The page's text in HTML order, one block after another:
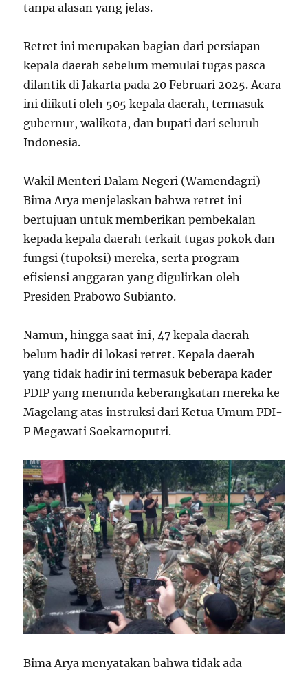
tanpa alasan yang jelas.
Retret ini merupakan bagian dari persiapan
kepala daerah sebelum memulai tugas pasca
dilantik di Jakarta pada 20 Februari 2025. Acara
ini diikuti oleh 505 kepala daerah, termasuk
gubernur, walikota, dan bupati dari seluruh
Indonesia.
Wakil Menteri Dalam Negeri (Wamendagri)
Bima Arya menjelaskan bahwa retret ini
bertujuan untuk memberikan pembekalan
kepada kepala daerah terkait tugas pokok dan
fungsi (tupoksi) mereka, serta program
efisiensi anggaran yang digulirkan oleh
Presiden Prabowo Subianto.
Namun, hingga saat ini, 47 kepala daerah
belum hadir di lokasi retret. Kepala daerah
yang tidak hadir ini termasuk beberapa kader
PDIP yang menunda keberangkatan mereka ke
Magelang atas instruksi dari Ketua Umum PDI-
P Megawati Soekarnoputri.
Bima Arya menyatakan bahwa tidak ada